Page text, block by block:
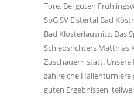
Tore. Bei guten
SpG SV Elstertal Bad
Bad Klosterlausnitz. Das
Schiedsrichters Matthias
Zuschauern statt.
zahlreiche
guten Ergebnissen,